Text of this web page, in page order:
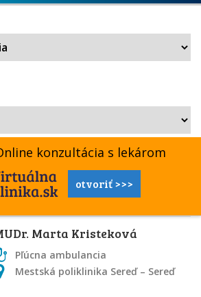
konzultácia s lekárom
otvoriť >>>
Marta Kristeková
Pľúcna ambulancia
Mestská poliklinika Sereď – Sereď